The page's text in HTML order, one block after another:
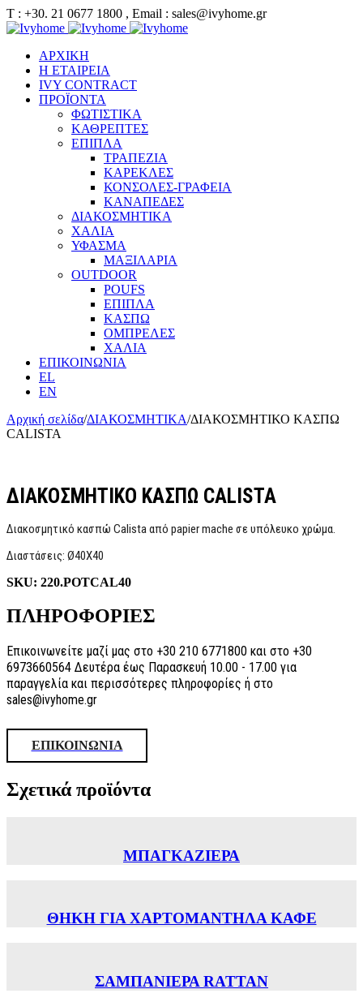
Τ : +30. 21 0677 1800 , Email : sales@ivyhome.gr
ΑΡΧΙΚΗ
Η ΕΤΑΙΡΕΙΑ
IVY CONTRACT
ΠΡΟΪΟΝΤΑ
ΦΩΤΙΣΤΙΚΑ
ΚΑΘΡΕΠΤΕΣ
ΕΠΙΠΛΑ
ΤΡΑΠΕΖΙΑ
ΚΑΡΕΚΛΕΣ
ΚΟΝΣΟΛΕΣ-ΓΡΑΦΕΙΑ
ΚΑΝΑΠΕΔΕΣ
ΔΙΑΚΟΣΜΗΤΙΚΑ
ΧΑΛΙΑ
ΥΦΑΣΜΑ
ΜΑΞΙΛΑΡΙΑ
OUTDOOR
POUFS
ΕΠΙΠΛΑ
ΚΑΣΠΩ
ΟΜΠΡΕΛΕΣ
ΧΑΛΙΑ
ΕΠΙΚΟΙΝΩΝΙΑ
EL
EN
Αρχική σελίδα/ΔΙΑΚΟΣΜΗΤΙΚΑ/ΔΙΑΚΟΣΜΗΤΙΚΟ ΚΑΣΠΩ
CALISTA
ΔΙΑΚΟΣΜΗΤΙΚΟ ΚΑΣΠΩ CALISTA
Διακοσμητικό κασπώ Calista από papier mache σε υπόλευκο χρώμα.
Διαστάσεις: Ø40Χ40
SKU: 220.POTCAL40
ΠΛΗΡΟΦΟΡΙΕΣ
Επικοινωνείτε μαζί μας στο +30 210 6771800 και στο +30
6973660564 Δευτέρα έως Παρασκευή 10.00 - 17.00 για
παραγγελία και περισσότερες πληροφορίες ή στο
sales@ivyhome.gr
ΕΠΙΚΟΙΝΩΝΙΑ
Σχετικά προϊόντα
ΜΠΑΓΚΑΖΙΕΡΑ
ΘΗΚΗ ΓΙΑ ΧΑΡΤΟΜΑΝΤΗΛΑ ΚΑΦΕ
ΣΑΜΠΑΝΙΕΡΑ RATTAN